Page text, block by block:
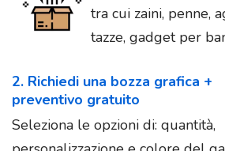
tra cui zaini, penne,
tazze, gadget per
2. Richiedi una bozza grafica +
preventivo gratuito
Seleziona le opzioni di: quantità,